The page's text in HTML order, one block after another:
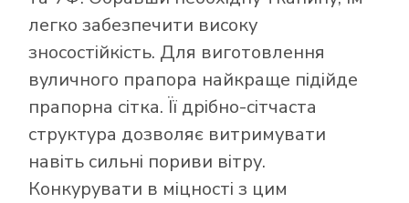
легко забезпечити високу
зносостійкість. Для виготовлення
вуличного прапора найкраще підійде
прапорна сітка. Її дрібно-сітчаста
структура дозволяє витримувати
навіть сильні пориви вітру.
Конкурувати в міцності з цим